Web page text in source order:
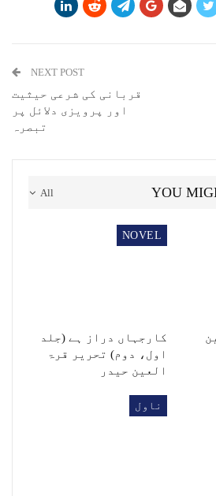
NEXT POST
قربانی کی شرعی حیثیت
اور پرویزی دلائل پر
تبصرہ
All YOU
NOVEL
کارجہاں دراز ہے (جلد
اول، دوم) تحریر قرۃ
العین حیدر
ناول